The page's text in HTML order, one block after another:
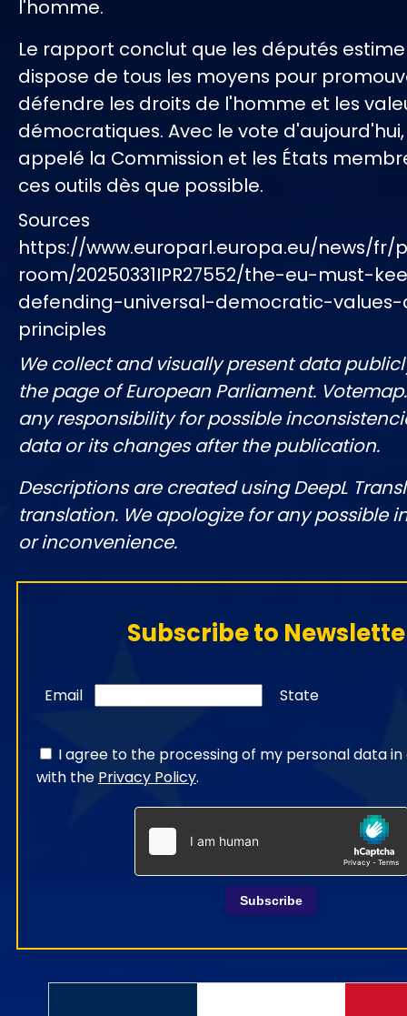
l'homme.
Le rapport conclut que les députés
dispose de tous les moyens pour
défendre les droits de l'homme et les
démocratiques. Avec le vote
appelé la Commission et les États
ces outils dès que possible.
Sources
https://www.europarl.europa.eu/news/fr/
room/20250331IPR27552/the-eu-must-
defending-universal-democratic-
principles
We collect and visually present data
the page of European Parliament.
any responsibility for possible
data or its changes after the publication.
Descriptions are created using DeepL
translation. We apologize for any possible
or inconvenience.
Subscribe to
Email State
I agree to the processing of my personal data
with the Privacy Policy.
Subscribe